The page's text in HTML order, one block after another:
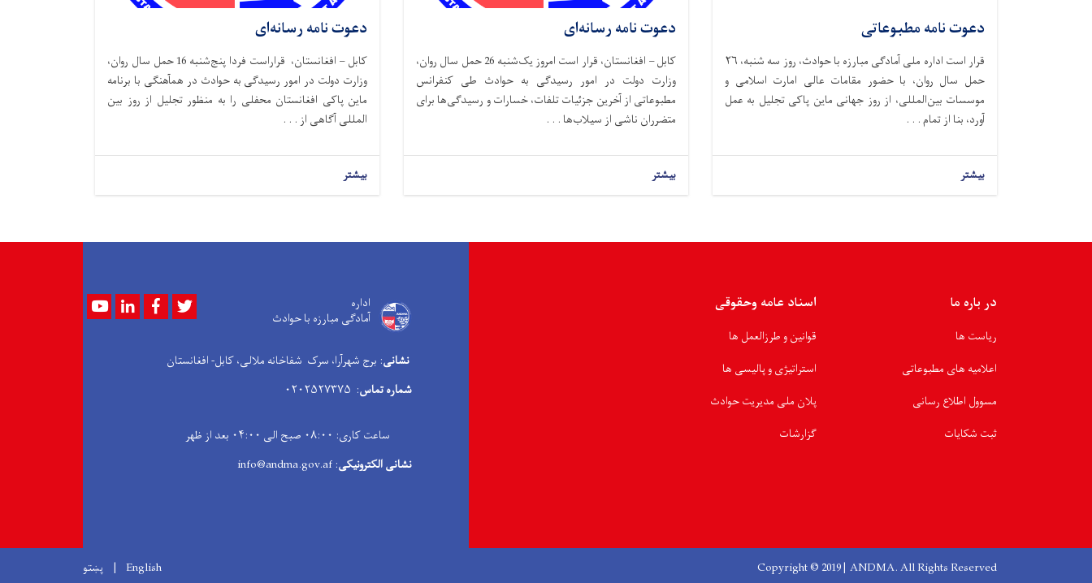
دعوت نامه مطبوعاتی
قرار است اداره ملی آمادگی مبارزه با حوادث،‌ روز سه شنبه، ۲۶
حمل سال روان، با حضور مقامات عالی امارت اسلامی و
موسسات بین‌المللی، از روز جهانی ماین پاکی تجلیل به عمل
آورد، بنا از تمام . . .
بیشتر
دعوت نامه رسانه‌ای
کابل – افغانستان، قرار است امروز یک‌شنبه 26 حمل سال روان،
وزارت دولت در امور رسیدگی به حوادث طی کنفرانس
مطبوعاتی از آخرین جزئیات تلفات، خسارات و رسیدگی‌ها برای
متضرران ناشی از سیلاب‌ها . . .
بیشتر
دعوت نامه رسانه‌ای
کابل – افغانستان، قراراست فردا پنج‌شنبه 16 حمل سال روان،
وزارت دولت در امور رسیدگی به حوادث در همآهنگی با برنامه
ماین پاکی افغانستان محفلی را به منظور تجلیل از روز بین
المللی آگاهی از . . .
بیشتر
در باره ما
ریاست ها
اعلامیه های مطبوعاتی
مسوول اطلاع رسانی
ثبت شکایات
اسناد عامه وحقوقی
قوانین و طرزالعمل ها
استراتیژی و پالیسی ها
پلان ملی مدیریت حوادث
گزارشات
اداره
آمادگی مبارزه با حوادث
YoutubeLinkedInFacebook
نشانی: برج شهرآرا، سرک شفاخانه ملالی، کابل- افغانستان
شماره تماس: ۰۲۰۲۵۲۷۳۷۵
ساعت کاری: ۰۸:۰۰ صبح الی ۰۴:۰۰ بعد از ظهر
نشانی الکترونیکی: info@andma.gov.af
Copyright © 2019 | ANDMA. All Rights Reserved
English پښتو